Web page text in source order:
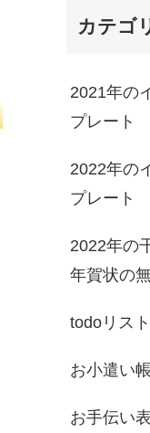
カテゴ
2021年の
プレート
2022年の
プレート
2022年の
年賀状の
todoリスト
お小遣い帳
お手伝い表